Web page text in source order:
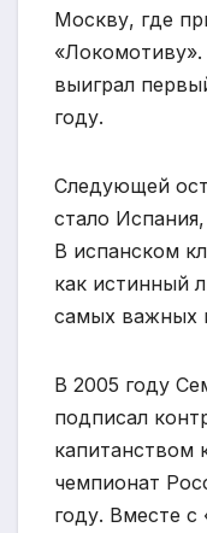
Москву, где
выиграл
году.
Следующей
стало
В испанском
как истинный
самых важных
В 2005 году
подписал
капитанством
чемпионат
году. Вместе с